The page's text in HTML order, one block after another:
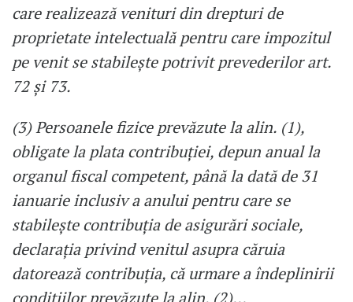
care realizează venituri din drepturi de
proprietate intelectuală pentru care impozitul
pe venit se stabileşte potrivit prevederilor art.
72 şi 73.
(3) Persoanele fizice prevăzute la alin. (1),
obligate la plata contribuţiei, depun anual la
organul fiscal competent, până la dată de 31
ianuarie inclusiv a anului pentru care se
stabileşte contribuţia de asigurări sociale,
declaraţia privind venitul asupra căruia
datorează contribuţia, că urmare a îndeplinirii
condiţiilor prevăzute la alin. (2)…